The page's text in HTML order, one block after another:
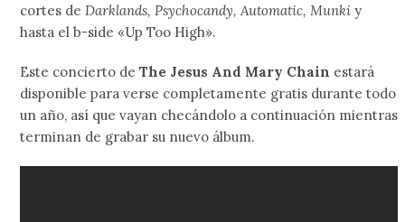
cortes de Darklands, Psychocandy, Automatic, Munkiy
hasta el b-side «Up Too High».
Este concierto de The Jesus And Mary Chain estará
disponible para verse completamente gratis durante todo
un año, así que vayan checándolo a continuación mientras
terminan de grabar su nuevo álbum.